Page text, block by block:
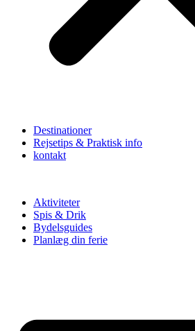
Destinationer
Rejsetips & Praktisk info
kontakt
Aktiviteter
Spis & Drik
Bydelsguides
Planlæg din ferie